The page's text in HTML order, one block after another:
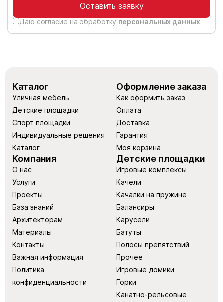
Оставить заявку
Даю согласие на обработку персональных данных
Каталог
Уличная мебель
Детские площадки
Спорт площадки
Индивидуальные решения
Каталог
Оформление заказа
Как оформить заказ
Оплата
Доставка
Гарантия
Моя корзина
Компания
О нас
Услуги
Проекты
База знаний
Архитекторам
Материалы
Контакты
Важная информация
Политика
конфиденциальности
Детские площадки
Игровые комплексы
Качели
Качалки на пружине
Балансиры
Карусели
Батуты
Полосы препятствий
Прочее
Игровые домики
Горки
Канатно-рельсовые